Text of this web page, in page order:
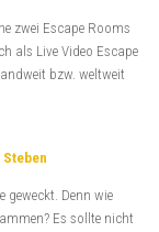
zwei Escape Rooms
als Live Video Escape
bzw. weltweit
geweckt. Denn wie
Es sollte nicht